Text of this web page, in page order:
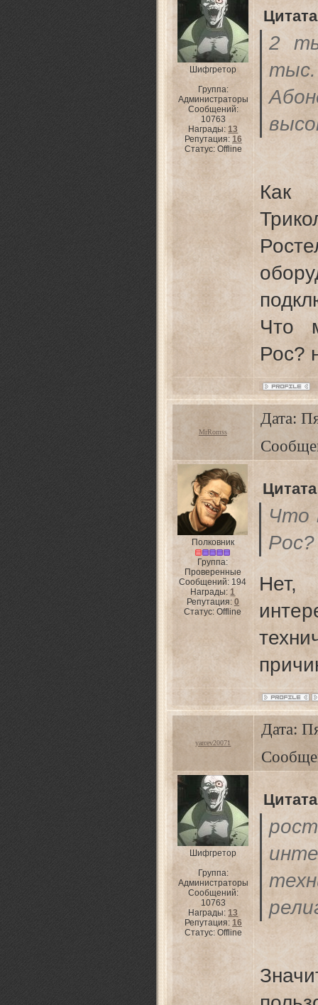
Шифгретор
Группа:
Администраторы
Сообщений:
10763
Награды:13
Репутация: 16
Статус: Offline
Цитата
2
Как
Что
Рос?
MrRomss
Дата:
Полковник
Группа:
Проверенные
Сообщений: 194
Награды:1
Репутация: 0
Статус:Offline
Цитата
Что
yarcev20071
Дата:
Шифгретор
Группа:
Администраторы
Сообщений:
10763
Награды:13
Репутация: 16
Статус: Offline
Цитата